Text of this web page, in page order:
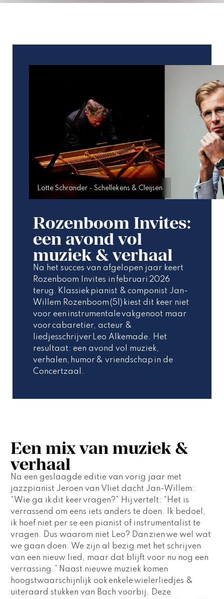
Rozenboom Invites:
een avond vol
muziek & verhaal
Na het succes van afgelopen jaar keert
Rozenboom Invites in februari 2026
terug. Klassiek pianist & componist Jan-
Willem Rozenboom (51) kiest dit keer niet
voor een instrumentale vakgenoot maar
voor cabaretier, acteur &
liedjesschrijver Leo Alkemade. Het
resultaat: een avond vol muziek,
verhalen, humor & vriendschap in de
Concertzaal.
Lotte Schrander - Schellekens & Cleijsen
Een mix van muziek &
verhaal
Na een geslaagde editie van vorig jaar met
jazzpianist Jeroen van Vliet dacht Jan-Willem:
“Wie ga ik dit keer vragen?”  Hij vertelt: “Het is
verrassend om eens iets anders te doen. Ik bedoel,
ik hoef niet per se een pianist of instrumentalist te
vragen. Dus waarom niet Leo? Dan zien we wel wat
we gaan doen. We zijn al bezig met het schrijven
van een nieuw lied, maar dat blijft voor nu nog een
verrassing.” Naast nieuwe muziek komen
hoogstwaarschijnlijk ook enkele wielerliedjes &
uiteraard stukken van Bach voorbij. Deze